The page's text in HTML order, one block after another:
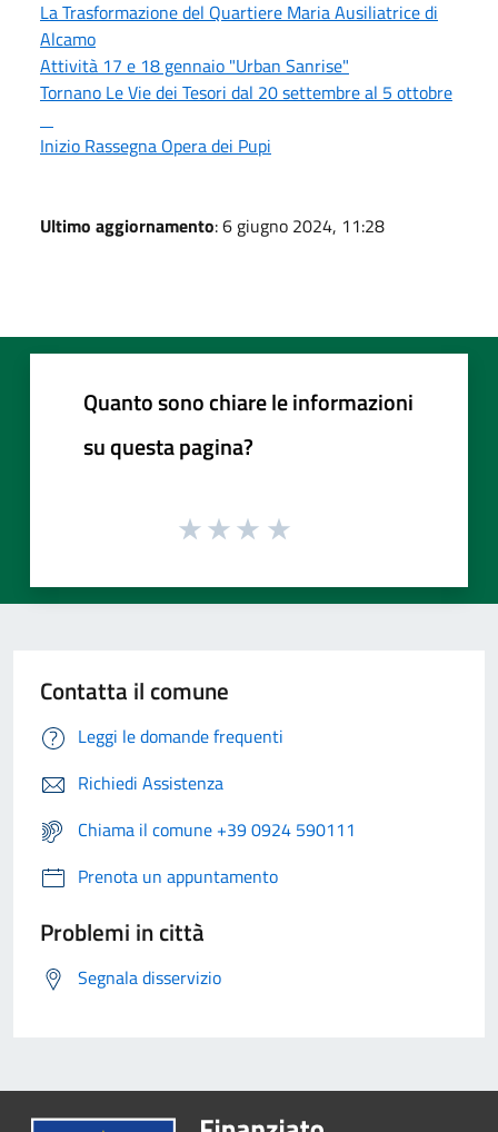
La Trasformazione del Quartiere Maria Ausiliatrice di
Alcamo
Attività 17 e 18 gennaio "Urban Sanrise"
Tornano Le Vie dei Tesori dal 20 settembre al 5 ottobre
Inizio Rassegna Opera dei Pupi
Ultimo aggiornamento: 6 giugno 2024, 11:28
Quanto sono chiare le informazioni
su questa pagina?
Contatta il comune
Leggi le domande frequenti
Richiedi Assistenza
Chiama il comune +39 0924 590111
Prenota un appuntamento
Problemi in città
Segnala disservizio